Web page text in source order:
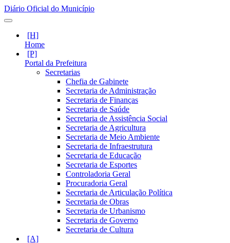
Diário Oficial do Município
Home
Portal da Prefeitura
Secretarias
Chefia de Gabinete
Secretaria de Administração
Secretaria de Finanças
Secretaria de Saúde
Secretaria de Assistência Social
Secretaria de Agricultura
Secretaria de Meio Ambiente
Secretaria de Infraestrutura
Secretaria de Educação
Secretaria de Esportes
Controladoria Geral
Procuradoria Geral
Secretaria de Articulação Política
Secretaria de Obras
Secretaria de Urbanismo
Secretaria de Governo
Secretaria de Cultura